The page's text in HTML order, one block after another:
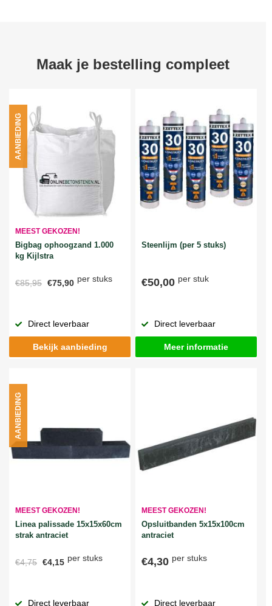
Maak je bestelling compleet
MEEST GEKOZEN!
Bigbag ophoogzand 1.000
kg Kijlstra
€85,95 €75,90 per stuks
AANBIEDING
Direct leverbaar
Bekijk aanbieding
Steenlijm (per 5 stuks)
€50,00 per stuk
Direct leverbaar
Meer informatie
MEEST GEKOZEN!
Linea palissade 15x15x60cm
strak antraciet
€4,75 €4,15 per stuks
AANBIEDING
Direct leverbaar
MEEST GEKOZEN!
Opsluitbanden 5x15x100cm
antraciet
€4,30 per stuks
Direct leverbaar